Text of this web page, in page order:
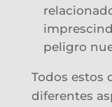
peligro
Todos estos
diferentes